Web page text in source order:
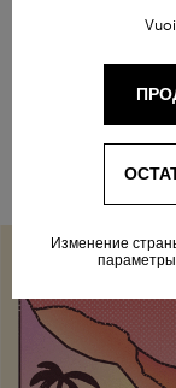
обращении в
Изменение